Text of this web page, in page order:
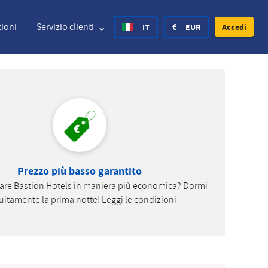
Servizio clienti IT
Deutsch
Español
Hvratski
€ EUR
States Dollar £
Krone Rs. India Rupee
Krone zł Poland Zloty
Accedi
Prezzo più basso garantito
Bastion Hotels in maniera più economica? Dormi
la prima notte! Leggi le condizioni